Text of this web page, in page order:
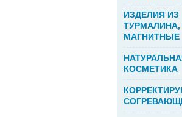
ИЗДЕЛИЯ ИЗ
ТУРМАЛИНА,
МАГНИТНЫЕ
КОСМЕТИКА